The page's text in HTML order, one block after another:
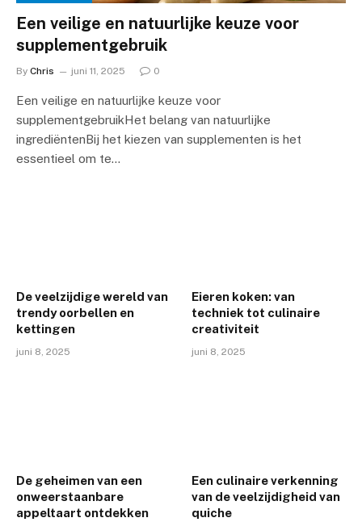
Een veilige en natuurlijke keuze voor
supplementgebruik
By Chris juni 11, 2025 0
Een veilige en natuurlijke keuze voor
supplementgebruikHet belang van natuurlijke
ingrediëntenBij het kiezen van supplementen is het
essentieel om te…
De veelzijdige wereld van
trendy oorbellen en
kettingen
juni 8, 2025
Eieren koken: van
techniek tot culinaire
creativiteit
juni 8, 2025
De geheimen van een
onweerstaanbare
appeltaart ontdekken
Een culinaire verkenning
van de veelzijdigheid van
quiche